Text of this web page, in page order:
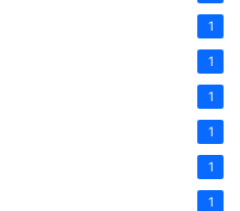
1
1
1
1
1
1